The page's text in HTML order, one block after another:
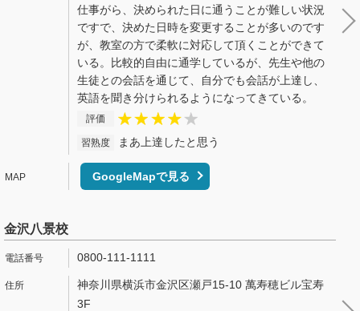
仕事がら、決められた日に通うことが難しい状況
ですで、決めた日時を変更することが多いのです
が、教室の方で柔軟に対応して頂くことができて
いる。比較的自由に通学しているが、先生や他の
生徒との会話を通じて、自分でも会話が上達し、
英語を聞き分けられるようになってきている。
評価
習熟度 まあ上達したと思う
GoogleMapで見る
金沢八景校
0800-111-1111
神奈川県横浜市金沢区瀬戸15-10 萬寿穂ビル宝寿
3F